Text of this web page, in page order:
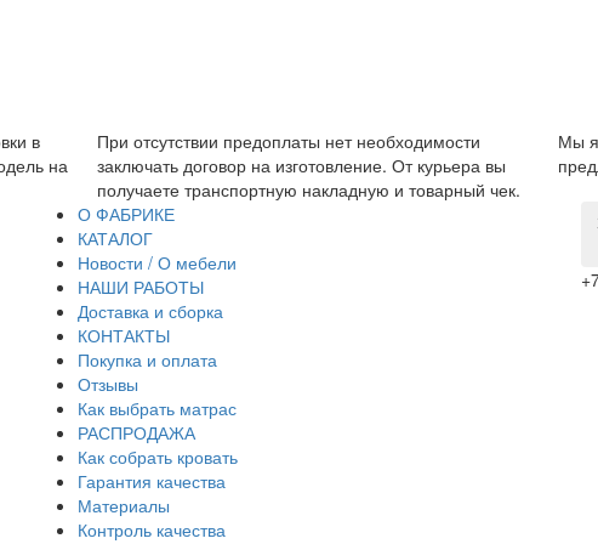
вы
чек.
Мы являемся прямым производителем, поэтому можем
предложить низкую цену без дополнительных наценок.
О ФАБРИКЕ
КАТАЛОГ
Новости / О мебели
НАШИ РАБОТЫ
Доставка и сборка
КОНТАКТЫ
Покупка и оплата
Отзывы
Как выбрать матрас
РАСПРОДАЖА
Как собрать кровать
Гарантия качества
Материалы
Контроль качества